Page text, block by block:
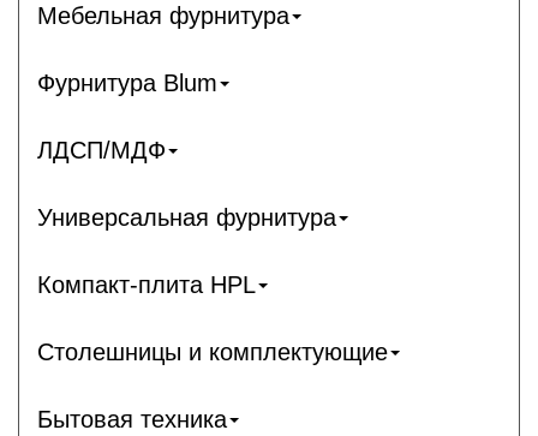
Мебельная фурнитура
Фурнитура Blum
ЛДСП/МДФ
Универсальная фурнитура
Компакт-плита HPL
Столешницы и комплектующие
Бытовая техника